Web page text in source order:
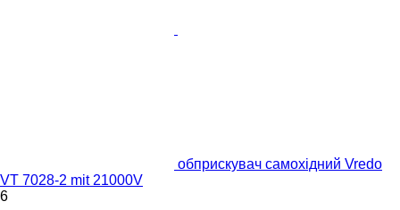
обприскувач самохідний Vredo
VT 7028-2 mit 21000V
6